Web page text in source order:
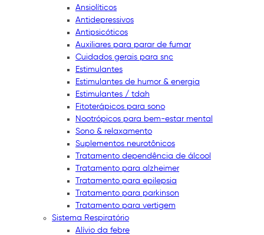
Ansiolíticos
Antidepressivos
Antipsicóticos
Auxiliares para parar de fumar
Cuidados gerais para snc
Estimulantes
Estimulantes de humor & energia
Estimulantes / tdah
Fitoterápicos para sono
Nootrópicos para bem-estar mental
Sono & relaxamento
Suplementos neurotônicos
Tratamento dependência de álcool
Tratamento para alzheimer
Tratamento para epilepsia
Tratamento para parkinson
Tratamento para vertigem
Sistema Respiratório
Alívio da febre